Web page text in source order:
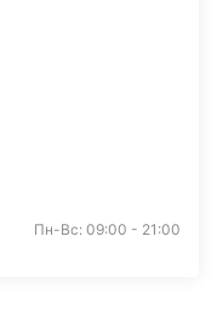
Пн-Вс: 09:00 - 21:00